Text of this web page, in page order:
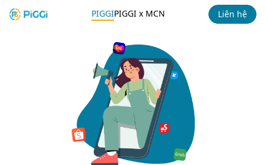
PIGGIPIGGI x MCN Liên hệ